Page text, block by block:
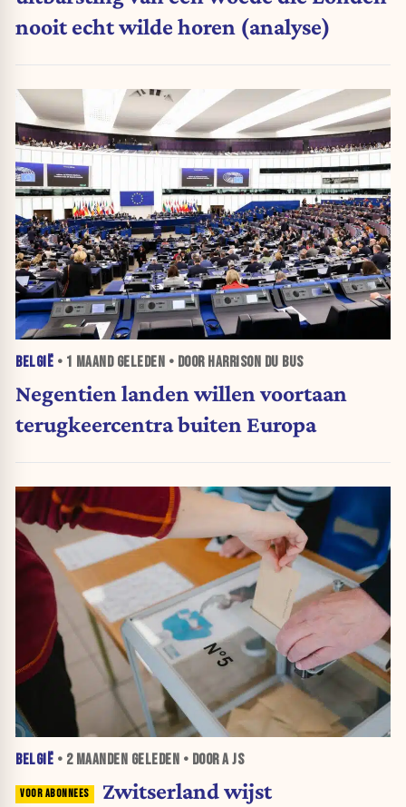
nooit echt wilde horen (analyse)
BELGIË • 1 MAANDGELEDEN • DOOR HARRISON DU BUS
Negentien landen willen voortaan
terugkeercentra buiten Europa
BELGIË • 2 MAANDEN GELEDEN • DOOR A JS
Zwitserland wijst